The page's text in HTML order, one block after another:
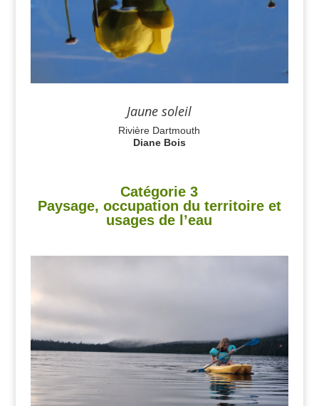
Jaune soleil
Rivière Dartmouth
Diane Bois
Catégorie 3
Paysage, occupation du territoire et
usages de l’eau